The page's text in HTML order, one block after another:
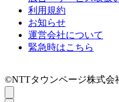
利用規約
お知らせ
運営会社について
緊急時はこちら
©NTTタウンページ株式会